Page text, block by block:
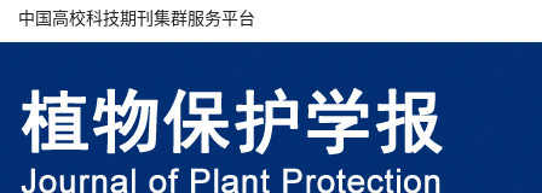
中国高校科技期刊集群服务平台